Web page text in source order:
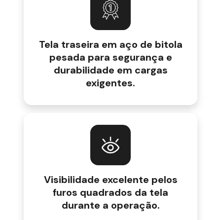
Tela traseira em aço de bitola
pesada para segurança e
durabilidade em cargas
exigentes.
Visibilidade excelente pelos
furos quadrados da tela
durante a operação.